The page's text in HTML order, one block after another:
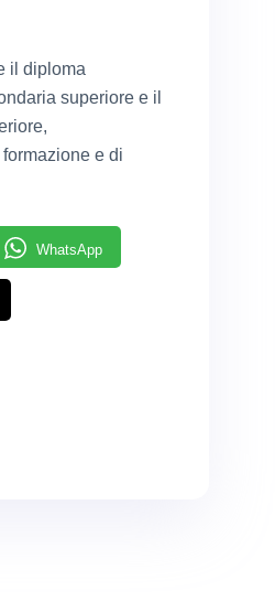
il diploma
superiore e il
e di
WhatsApp